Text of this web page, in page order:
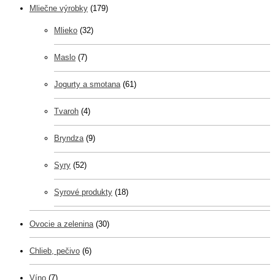
Mliečne výrobky (179)
Mlieko (32)
Maslo (7)
Jogurty a smotana (61)
Tvaroh (4)
Bryndza (9)
Syry (52)
Syrové produkty (18)
Ovocie a zelenina (30)
Chlieb, pečivo (6)
Víno (7)